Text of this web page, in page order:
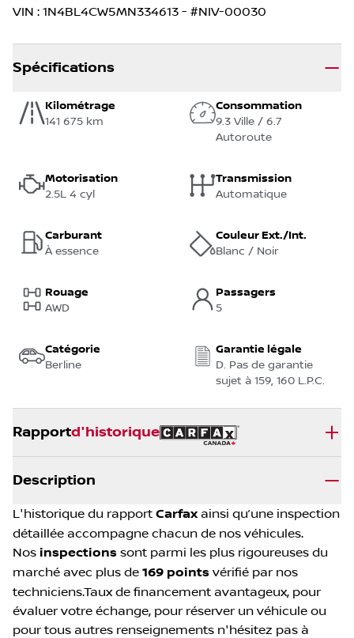
VIN : 1N4BL4CW5MN334613 - #NIV-00030
Spécifications
Kilométrage
141 675 km
Consommation
9.3 Ville / 6.7
Autoroute
Motorisation
2.5L 4 cyl
Transmission
Automatique
Carburant
À essence
Couleur Ext./Int.
Blanc / Noir
Rouage
AWD
Passagers
5
Catégorie
Berline
Garantie légale
D. Pas de garantie
sujet à 159, 160 L.P.C.
Rapportd'historique
Description
L'historique du rapport Carfaxainsi qu’une inspection
détaillée accompagne chacun de nos véhicules.
Nos inspections sont parmi les plus rigoureuses du
marché avec plus de 169 points vérifié par nos
techniciens.Taux de financement avantageux, pour
évaluer votre échange, pour réserver un véhicule ou
pour tous autres renseignements n'hésitez pas à